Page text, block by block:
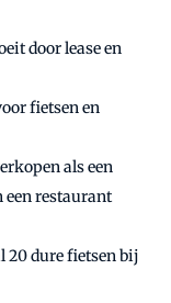
door lease en
fietsen en
als een
een restaurant
20 dure fietsen bij